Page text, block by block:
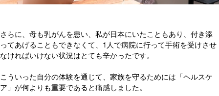
さらに、母も乳がんを患い、私が日本にいたこともあり、付き添
ってあげることもできなくて、1人で病院に行って手術を受けさせ
なければいけない状況はとても辛かったです。
こういった自分の体験を通じて、家族を守るためには「ヘルスケ
ア」が何よりも重要であると痛感しました。